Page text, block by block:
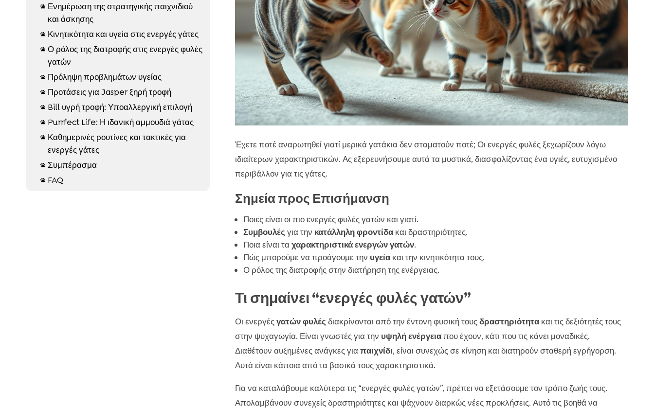

Ενημέρωση της στρατηγικής παιχνιδιού
και άσκησης
 Κινητικότητα και υγεία στις ενεργές γάτες
 Ο ρόλος της διατροφής στις ενεργές φυλές
γατών
 Πρόληψη προβλημάτων υγείας
 Προτάσεις για Jasper ξηρή τροφή
 Bill υγρή τροφή: Υποαλλεργική επιλογή
 Purrfect Life: Η ιδανική αμμουδιά γάτας

Καθημερινές ρουτίνες και τακτικές για
ενεργές γάτες
 Συμπέρασμα
 FAQ
Έχετε ποτέ αναρωτηθεί γιατί μερικά γατάκια δεν σταματούν ποτέ; Οι ενεργές φυλές ξεχωρίζουν λόγω
ιδιαίτερων χαρακτηριστικών. Ας εξερευνήσουμε αυτά τα μυστικά, διασφαλίζοντας ένα υγιές, ευτυχισμένο
περιβάλλον για τις γάτες.
Σημεία προς Επισήμανση
Ποιες είναι οι πιο ενεργές φυλές γατών και γιατί.
Συμβουλές για την κατάλληλη φροντίδακαι δραστηριότητες.
Ποια είναι ταχαρακτηριστικά ενεργών γατών.
Πώς μπορούμε να προάγουμε την υγείακαι την κινητικότητα τους.
Ο ρόλος της διατροφής στην διατήρηση της ενέργειας.
Τι σημαίνει “ενεργές φυλές γατών”
Οι ενεργές γατών φυλές διακρίνονται από την έντονη φυσική τους δραστηριότητακαι τις δεξιότητές τους
στην ψυχαγωγία. Είναι γνωστές για την υψηλή ενέργειαπου έχουν, κάτι που τις κάνει μοναδικές.
Διαθέτουν αυξημένες ανάγκες γιαπαιχνίδι, είναι συνεχώς σε κίνηση και διατηρούν σταθερή εγρήγορση.
Αυτά είναι κάποια από τα βασικά τους χαρακτηριστικά.
Για να καταλάβουμε καλύτερα τις “ενεργές φυλές γατών”, πρέπει να εξετάσουμε τον τρόπο ζωής τους.
Απολαμβάνουν συνεχείς δραστηριότητες και ψάχνουν διαρκώς νέες προκλήσεις. Αυτό τις βοηθά να